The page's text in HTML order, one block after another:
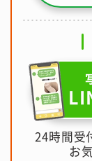
24時間受
お